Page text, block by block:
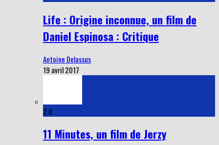
Life : Origine inconnue, un film de
Daniel Espinosa : Critique
Antoine Delassus
19 avril 2017
2.0
11 Minutes, un film de Jerzy